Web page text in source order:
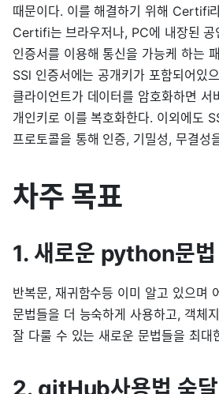
때문이다. 이를 해결하기 위해 Certifi
Certifi는 브라우저나, PC에 내장된 공
인증서를 이용해 통신을 가능케 하는
SSl 인증서에는 공개키가 포함되어있
클라이언트가 데이터를 암호화하면 서
개인키로 이를 복호화한다. 이외에도
프로토콜을 통해 인증, 기밀성, 무결성
차주 목표
1. 새로운 python문법
반복문, 재귀함수등 이미 알고 있으며
문법들을 더 능숙하게 사용하고, 객체
잘 다룰 수 있는 새로운 문법들을 최대
2. gitHub사용법 숙달